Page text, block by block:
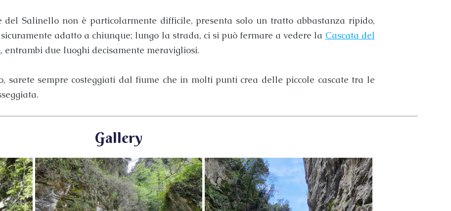
del Salinello non è particolarmente difficile, presenta solo un tratto abbastanza ripido,
adatto a chiunque; lungo la strada, ci si può fermare a vedere la Cascata del
, entrambi due luoghi decisamente meravigliosi.
, sarete sempre costeggiati dal fiume che in molti punti crea delle piccole cascate tra le
Gallery